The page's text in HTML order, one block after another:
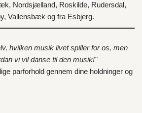
, Nordsjælland, Roskilde, Rudersdal,
, Vallensbæk og fra Esbjerg.
hvilken musik livet spiller for os, men
vi vil danse til den musik!"
parforhold gennem dine holdninger og